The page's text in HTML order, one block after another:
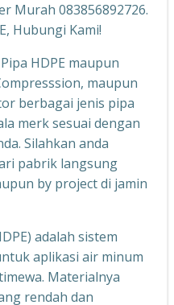
Murah 083856892726.
Hubungi Kami!
HDPE maupun
maupun
berbagai jenis pipa
merk sesuai dengan
Silahkan anda
pabrik langsung
by project di jamin
adalah sistem
aplikasi air minum
Materialnya
rendah dan